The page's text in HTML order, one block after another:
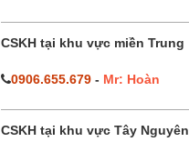
CSKH tại khu vực miền Trung
0906.655.679- Mr: Hoàn
CSKH tại khu vực Tây Nguyên